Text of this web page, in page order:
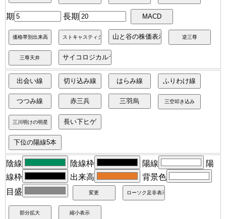
期 長期
陰線 陰線枠 陽線
陽
線枠
出来高
背景色
目盛